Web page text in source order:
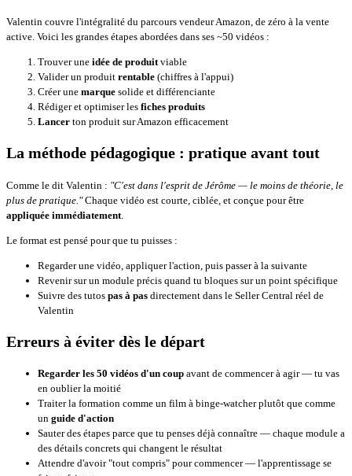
Valentin couvre l'intégralité du parcours vendeur Amazon, de zéro à la vente
active. Voici les grandes étapes abordées dans ses ~50 vidéos :
Trouver une idée de produitviable
Valider un produit rentable (chiffres à l'appui)
Créer une marque solide et différenciante
Rédiger et optimiser les fiches produits
Lancer ton produit sur Amazon efficacement
La méthode pédagogique : pratique avant tout
Comme le dit Valentin : "C'est dans l'esprit de Jérôme — le moins de théorie, le
plus de pratique."Chaque vidéo est courte, ciblée, et conçue pour être
appliquée immédiatement
Le format est pensé pour que tu puisses :
Regarder une vidéo, appliquer l'action, puis passer à la suivante
Revenir sur un module précis quand tu bloques sur un point spécifique
Suivre des tutos pas à pas directement dans le Seller Central réel de
Valentin
Erreurs à éviter dès le départ
Regarder les 50 vidéos d'un coup avant de commencer à agir — tu vas
en oublier la moitié
Traiter la formation comme un film à binge-watcher plutôt que comme
un guide d'action
Sauter des étapes parce que tu penses déjà connaître — chaque module a
des détails concrets qui changent le résultat
Attendre d'avoir "tout compris" pour commencer — l'apprentissage se